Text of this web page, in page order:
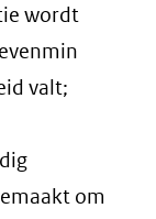
wordt
valt;
om